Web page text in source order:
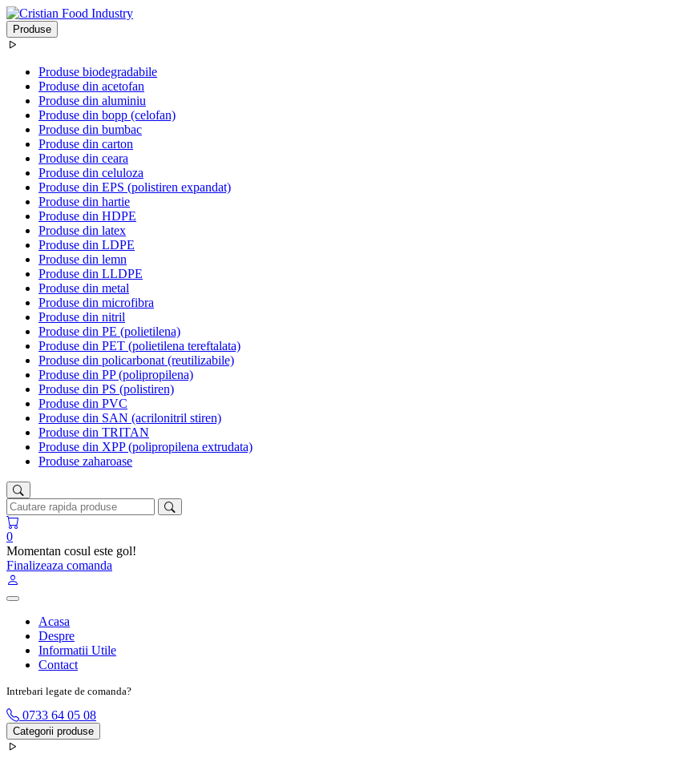
Produse
Produse biodegradabile
Produse din acetofan
Produse din aluminiu
Produse din bopp (celofan)
Produse din bumbac
Produse din carton
Produse din ceara
Produse din celuloza
Produse din EPS (polistiren expandat)
Produse din hartie
Produse din HDPE
Produse din latex
Produse din LDPE
Produse din lemn
Produse din LLDPE
Produse din metal
Produse din microfibra
Produse din nitril
Produse din PE (polietilena)
Produse din PET (polietilena tereftalata)
Produse din policarbonat (reutilizabile)
Produse din PP (polipropilena)
Produse din PS (polistiren)
Produse din PVC
Produse din SAN (acrilonitril stiren)
Produse din TRITAN
Produse din XPP (polipropilena extrudata)
Produse zaharoase
0
Momentan cosul este gol!
Finalizeaza comanda
Acasa
Despre
Informatii Utile
Contact
Intrebari legate de comanda?
0733 64 05 08
Categorii produse